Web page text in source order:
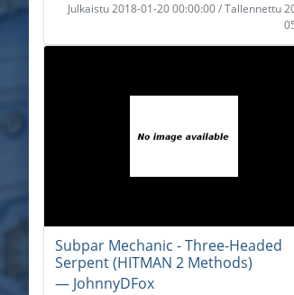
Julkaistu 2018-01-20 00:00:00 / Tallennettu
Subpar Mechanic - Three-Headed
Serpent (HITMAN 2 Methods)
― JohnnyDFox